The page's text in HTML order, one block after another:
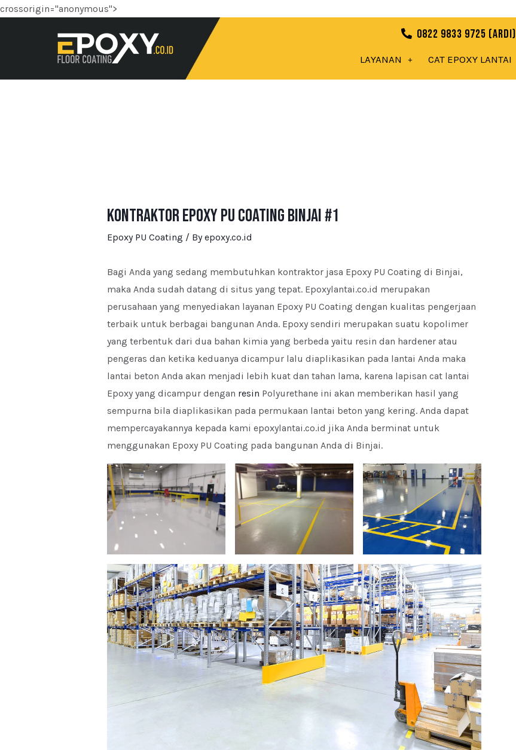
crossorigin="anonymous">
0822 9833 9725 (Ardi)
LAYANAN CAT EPOXY LANTAI
Kontraktor Epoxy PU Coating Binjai #1
Epoxy PU Coating / Byepoxy.co.id
Bagi Anda yang sedang membutuhkan kontraktor jasa Epoxy PU Coating di Binjai,
maka Anda sudah datang di situs yang tepat. Epoxylantai.co.id merupakan
perusahaan yang menyediakan layanan Epoxy PU Coating dengan kualitas pengerjaan
terbaik untuk berbagai bangunan Anda. Epoxy sendiri merupakan suatu kopolimer
yang terbentuk dari dua bahan kimia yang berbeda yaitu resin dan hardener atau
pengeras dan ketika keduanya dicampur lalu diaplikasikan pada lantai Anda maka
lantai beton Anda akan menjadi lebih kuat dan tahan lama, karena lapisan cat lantai
Epoxy yang dicampur dengan resin Polyurethane ini akan memberikan hasil yang
sempurna bila diaplikasikan pada permukaan lantai beton yang kering. Anda dapat
mempercayakannya kepada kami epoxylantai.co.id jika Anda berminat untuk
menggunakan Epoxy PU Coating pada bangunan Anda di Binjai.